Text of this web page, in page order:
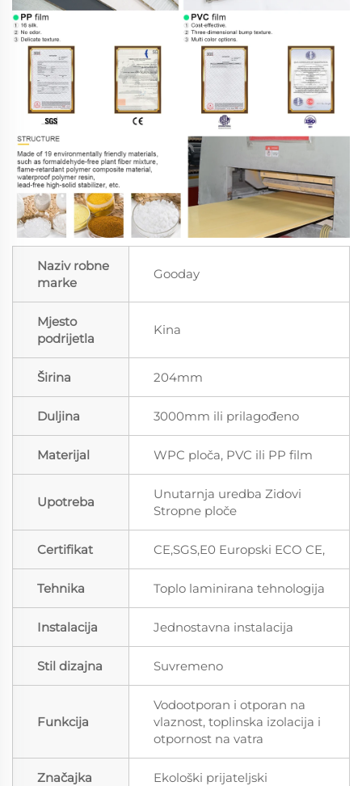
Naziv robne
marke
Gooday
Mjesto
podrijetla
Kina
Širina 204mm
Duljina 3000mm ili prilagođeno
Materijal WPC ploča, PVC ili PP film
Upotreba
Unutarnja uredba Zidovi
Stropne ploče
Certifikat CE,SGS,E0 Europski ECO CE,
Tehnika Toplo laminirana tehnologija
Instalacija Jednostavna instalacija
Stil dizajna Suvremeno
Funkcija
Vodootporan i otporan na
vlaznost, toplinska izolacija i
otpornost na vatra
Značajka Ekološki prijateljski